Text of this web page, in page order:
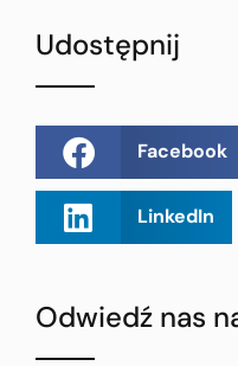
Udostępnij
Facebook
LinkedIn
Odwiedź nas